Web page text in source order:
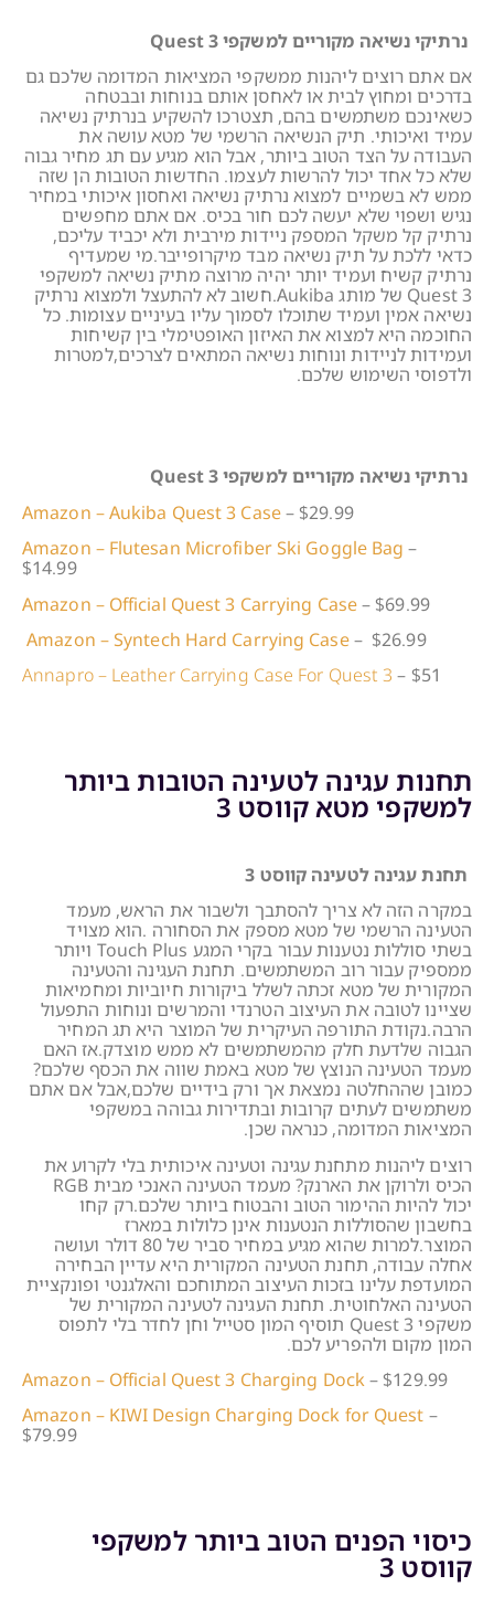
נרתיקי נשיאה מקוריים למשקפי Quest 3
אם אתם רוצים ליהנות ממשקפי המציאות המדומה שלכם גם
בדרכים ומחוץ לבית או לאחסן אותם בנוחות ובבטחה
כשאינכם משתמשים בהם, תצטרכו להשקיע בנרתיק נשיאה
עמיד ואיכותי. תיק הנשיאה הרשמי של מטא עושה את
העבודה על הצד הטוב ביותר, אבל הוא מגיע עם תג מחיר גבוה
שלא כל אחד יכול להרשות לעצמו. החדשות הטובות הן שזה
ממש לא בשמיים למצוא נרתיק נשיאה ואחסון איכותי במחיר
נגיש ושפוי שלא יעשה לכם חור בכיס. אם אתם מחפשים
נרתיק קל משקל המספק ניידות מירבית ולא יכביד עליכם,
כדאי ללכת על תיק נשיאה מבד מיקרופייבר.מי שמעדיף
נרתיק קשיח ועמיד יותר יהיה מרוצה מתיק נשיאה למשקפי
Quest 3 של מותג Aukiba.חשוב לא להתעצל ולמצוא נרתיק
נשיאה אמין ועמיד שתוכלו לסמוך עליו בעיניים עצומות. כל
החוכמה היא למצוא את האיזון האופטימלי בין קשיחות
ועמידות לניידות ונוחות נשיאה המתאים לצרכים,למטרות
ולדפוסי השימוש שלכם.
נרתיקי נשיאה מקוריים למשקפי Quest 3
Amazon – Aukiba Quest 3 Case– $29.99
Amazon – Flutesan Microfiber Ski Goggle Bag –
$14.99
Amazon – Official Quest 3 Carrying Case– $69.99
Amazon – Syntech Hard Carrying Case– $26.99
Annapro – Leather Carrying Case For Quest 3 – $51
תחנות עגינה לטעינה הטובות ביותר
למשקפי מטא קווסט 3
תחנת עגינה לטעינה קווסט 3
במקרה הזה לא צריך להסתבך ולשבור את הראש, מעמד
הטעינה הרשמי של מטא מספק את הסחורה .הוא מצויד
בשתי סוללות נטענות עבור בקרי המגע Touch Plus ויותר
ממספיק עבור רוב המשתמשים. תחנת העגינה והטעינה
המקורית של מטא זכתה לשלל ביקורות חיוביות ומחמיאות
שציינו לטובה את העיצוב הטרנדי והמרשים ונוחות התפעול
הרבה.נקודת התורפה העיקרית של המוצר היא תג המחיר
הגבוה שלדעת חלק מהמשתמשים לא ממש מוצדק.אז האם
מעמד הטעינה הנוצץ של מטא באמת שווה את הכסף שלכם?
כמובן שההחלטה נמצאת אך ורק בידיים שלכם,אבל אם אתם
משתמשים לעתים קרובות ובתדירות גבוהה במשקפי
המציאות המדומה, כנראה שכן.
רוצים ליהנות מתחנת עגינה וטעינה איכותית בלי לקרוע את
הכיס ולרוקן את הארנק? מעמד הטעינה האנכי מבית RGB
יכול להיות ההימור הטוב והבטוח ביותר שלכם.רק קחו
בחשבון שהסוללות הנטענות אינן כלולות במארז
המוצר.למרות שהוא מגיע במחיר סביר של 80 דולר ועושה
אחלה עבודה, תחנת הטעינה המקורית היא עדיין הבחירה
המועדפת עלינו בזכות העיצוב המתוחכם והאלגנטי ופונקציית
הטעינה האלחוטית. תחנת העגינה לטעינה המקורית של
משקפי Quest 3 תוסיף המון סטייל וחן לחדר בלי לתפוס
המון מקום ולהפריע לכם.
Amazon – Official Quest 3 Charging Dock– $129.99
Amazon – KIWI Design Charging Dock for Quest –
$79.99
כיסוי הפנים הטוב ביותר למשקפי
קווסט 3